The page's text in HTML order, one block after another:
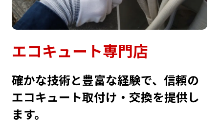
エコキュート専門店
確かな技術と豊富な経験で、信頼の
エコキュート取付け・交換を提供し
ます。